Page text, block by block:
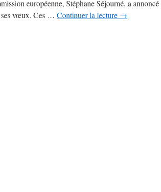
européenne, Stéphane Séjourné, a annoncé
ses vœux. Ces … Continuer la lecture →